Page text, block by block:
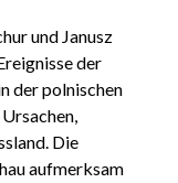
und Janusz
der
der polnischen
Die
aufmerksam